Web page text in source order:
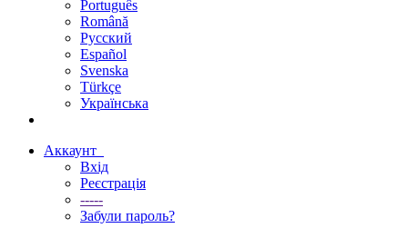
Português
Română
Русский
Español
Svenska
Türkçe
Українська
Аккаунт
Вхід
Реєстрація
-----
Забули пароль?